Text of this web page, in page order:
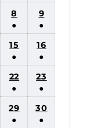
(1
件
の
イ
ベ
ン
ト)
(1
件
の
イ
ベ
ン
ト)
8
●
(1
件
の
イ
ベ
ン
ト)
9
●
(1
件
の
イ
ベ
ン
ト)
15
●
(1
件
の
イ
ベ
16
●
(1
件
の
イ
ベ
22
●
(1
件
23
●
(1
件
29
●
30
●